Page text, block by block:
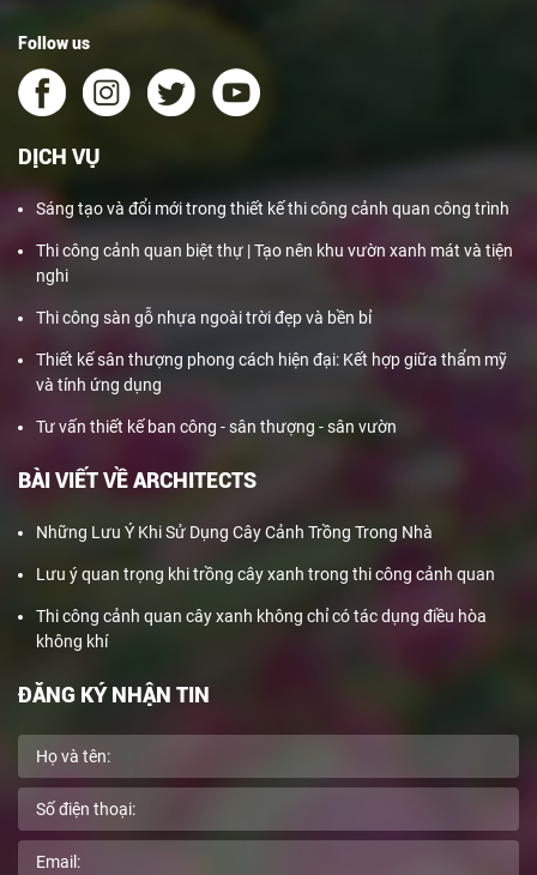
Follow us
DỊCH VỤ
Sáng tạo và đổi mới trong thiết kế thi công cảnh quan công trình
Thi công cảnh quan biệt thự | Tạo nên khu vườn xanh mát và tiện
nghi
Thi công sàn gỗ nhựa ngoài trời đẹp và bền bỉ
Thiết kế sân thượng phong cách hiện đại: Kết hợp giữa thẩm mỹ
và tính ứng dụng
Tư vấn thiết kế ban công - sân thượng - sân vườn
BÀI VIẾT VỀ ARCHITECTS
Những Lưu Ý Khi Sử Dụng Cây Cảnh Trồng Trong Nhà
Lưu ý quan trọng khi trồng cây xanh trong thi công cảnh quan
Thi công cảnh quan cây xanh không chỉ có tác dụng điều hòa
không khí
ĐĂNG KÝ NHẬN TIN